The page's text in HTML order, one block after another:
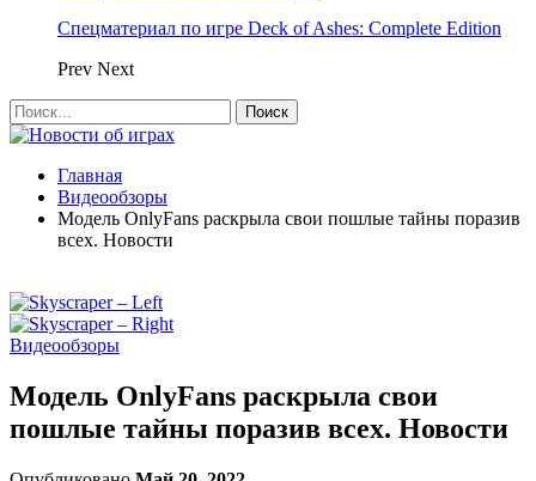
Спецматериал по игре Deck of Ashes: Complete Edition
Prev Next
Главная
Видеообзоры
Модель OnlyFans раскрыла свои пошлые тайны поразив
всех. Новости
Видеообзоры
Модель OnlyFans раскрыла свои
пошлые тайны поразив всех. Новости